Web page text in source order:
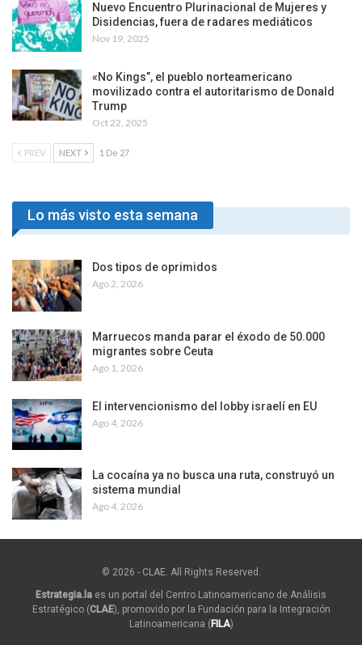
Nuevo Encuentro Plurinacional de Mujeres y
Disidencias, fuera de radares mediáticos
Nov 19, 2025
«No Kings”, el pueblo norteamericano
movilizado contra el autoritarismo de Donald
Trump
Oct 22, 2025
PREV NEXT 1 De 27
Lo más visto esta semana
Dos tipos de oprimidos
Ago 2, 2026
Marruecos manda parar el éxodo de 50.000
migrantes sobre Ceuta
Ago 1, 2026
El intervencionismo del lobby israelí en EU
Ago 4, 2026
La cocaína ya no busca una ruta, construyó un
sistema mundial
Ago 4, 2026
© 2026 - CLAE. All Rights Reserved.
Estrategia.la es un portal del Centro Latinoamericano de Análisis
Estratégico (CLAE), promovido por la Fundación para la Integración
Latinoamericana (FILA)